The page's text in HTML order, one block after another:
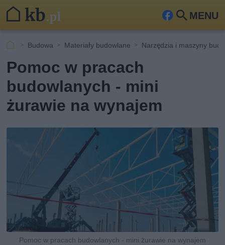
MENU
Fa
ook
Szu
kaj
Budowa Materiały budowlane Narzędzia i maszyny
Pomoc w pracach
budowlanych - mini
żurawie na wynajem
Pomoc w pracach budowlanych - mini żurawie na wynajem